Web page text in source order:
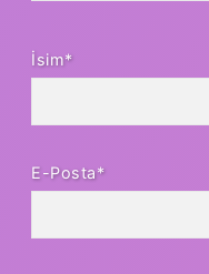
İsim*
E-Posta*